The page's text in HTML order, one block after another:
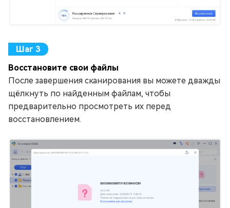
Восстановите свои файлы
После завершения сканирования вы можете дважды
щёлкнуть по найденным файлам, чтобы
предварительно просмотреть их перед
восстановлением.